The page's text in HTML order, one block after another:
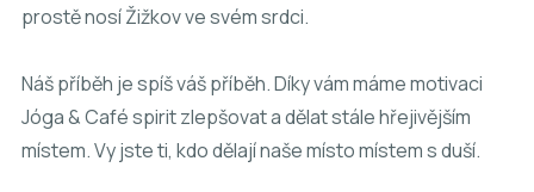
prostě nosí Žižkov ve svém srdci.
Náš příběh je spíš váš příběh. Díky vám máme motivaci
Jóga & Café spirit zlepšovat a dělat stále hřejivějším
místem. Vy jste ti, kdo dělají naše místo místem s duší.